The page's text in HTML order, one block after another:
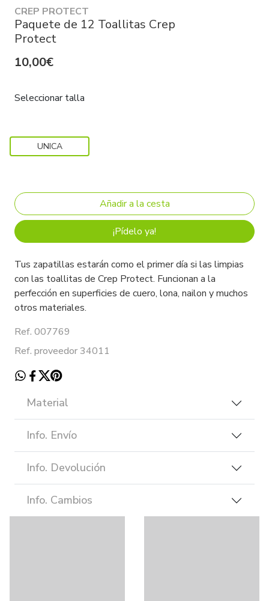
CREP PROTECT
Paquete de 12 Toallitas Crep
Protect
10,00€
Seleccionar talla
UNICA
¡Pídelo ya!
Tus zapatillas estarán como el primer día si las limpias
con las toallitas de Crep Protect. Funcionan a la
perfección en superficies de cuero, lona, nailon y muchos
otros materiales.
Ref. 007769
Ref. proveedor 34011
Material
Info. Envío
Info. Devolución
Info. Cambios